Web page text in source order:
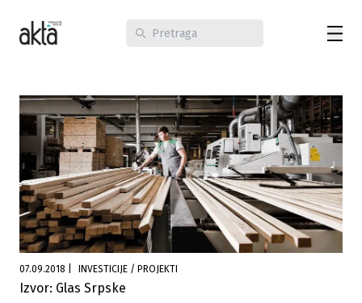
07.09.2018 INVESTICIJE / PROJEKTI
Izvor: Glas Srpske